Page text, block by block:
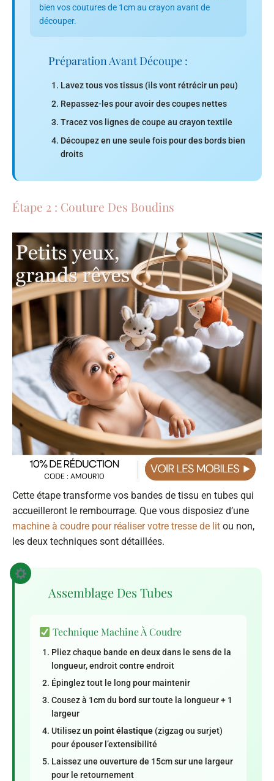
bien vos coutures de 1cm au crayon avant de
découper.
Préparation Avant Découpe :
Lavez tous vos tissus (ils vont rétrécir un peu)
Repassez-les pour avoir des coupes nettes
Tracez vos lignes de coupe au crayon textile
Découpez en une seule fois pour des bords bien
droits
Étape 2 : Couture Des Boudins
Cette étape transforme vos bandes de tissu en tubes qui
accueilleront le rembourrage. Que vous disposiez d’une
machine à coudre pour réaliser votre tresse de lit ou non,
les deux techniques sont détaillées.
Assemblage Des Tubes
Technique Machine À Coudre
Pliez chaque bande en deux dans le sens de la
longueur, endroit contre endroit
Épinglez tout le long pour maintenir
Cousez à 1cm du bord sur toute la longueur + 1
largeur
Utilisez un point élastique (zigzag ou surjet)
pour épouser l’extensibilité
Laissez une ouverture de 15cm sur une largeur
pour le retournement